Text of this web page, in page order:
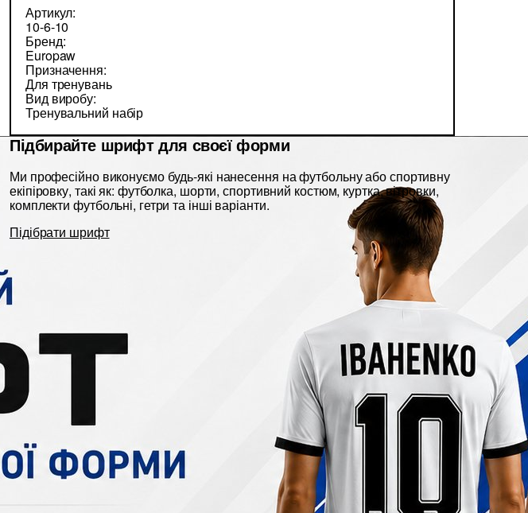
Артикул:
10-6-10
Бренд:
Europaw
Призначення:
Для тренувань
Вид виробу:
Тренувальний набір
Підбирайте шрифт для своєї форми
Ми професійно виконуємо будь-які нанесення на футбольну або спортивну
екіпіровку, такі як: футболка, шорти, спортивний костюм, куртка, вітровки,
комплекти футбольні, гетри та інші варіанти.
Підібрати шрифт